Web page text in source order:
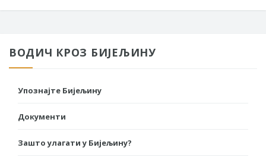
ВОДИЧ КРОЗ БИЈЕЉИНУ
Упознајте Бијељину
Документи
Зашто улагати у Бијељину?